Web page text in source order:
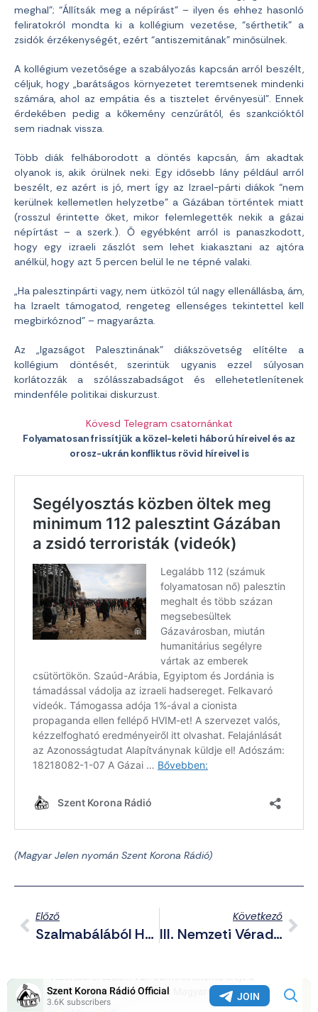
meghal”; “Állítsák meg a népírást” – ilyen és ehhez hasonló
feliratokról mondta ki a kollégium vezetése, “sérthetik” a
zsidók érzékenységét, ezért “antiszemitának” minősülnek.
A kollégium vezetősége a szabályozás kapcsán arról beszélt,
céljuk, hogy „barátságos környezetet teremtsenek mindenki
számára, ahol az empátia és a tisztelet érvényesül”. Ennek
érdekében pedig a kőkemény cenzúrától, és szankcióktól
sem riadnak vissza.
Több diák felháborodott a döntés kapcsán, ám akadtak
olyanok is, akik örülnek neki. Egy idősebb lány például arról
beszélt, ez azért is jó, mert így az Izrael-párti diákok “nem
kerülnek kellemetlen helyzetbe” a Gázában történtek miatt
(rosszul érintette őket, mikor felemlegették nekik a gázai
népírtást – a szerk.). Ő egyébként arról is panaszkodott,
hogy egy izraeli zászlót sem lehet kiakasztani az ajtóra
anélkül, hogy azt 5 percen belül le ne tépné valaki.
„Ha palesztinpárti vagy, nem ütközöl túl nagy ellenállásba, ám,
ha Izraelt támogatod, rengeteg ellenséges tekintettel kell
megbirkóznod” – magyarázta.
Az „Igazságot Palesztinának” diákszövetség elítélte a
kollégium döntését, szerintük ugyanis ezzel súlyosan
korlátozzák a szólásszabadságot és ellehetetlenítenek
mindenféle politikai diskurzust.
Kövesd Telegram csatornánkat
Folyamatosan frissítjük a közel-keleti háború híreivel és az
orosz-ukrán konfliktus rövid híreivel is
(Magyar Jelen nyomán Szent Korona Rádió)
Előző
Szalmabálából Ház – Ennek A Székelyföldi Asztalosnak Sikerült
Következő
III. Nemzeti Véradás Esztergomban – Irányított Vér Milánnak